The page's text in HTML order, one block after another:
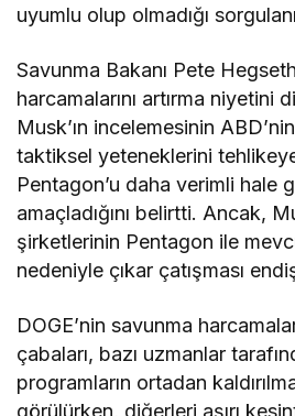
uyumlu olup olmadığı
Savunma Bakanı Pete
harcamalarını artırma niyetini
Musk’ın incelemesinin
taktiksel yeteneklerini
Pentagon’u daha verimli hale
amaçladığını belirtti. Ancak,
şirketlerinin Pentagon ile
nedeniyle çıkar çatışması
DOGE’nin savunma
çabaları, bazı uzmanlar
programların ortadan
görülürken, diğerleri aşırı